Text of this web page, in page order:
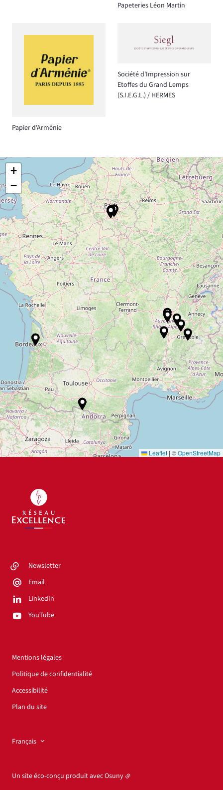
Papeteries Léon Martin
Papier d'Arménie
Société d'Impression sur
Etoffes du Grand Lemps
(S.I.E.G.L.) / HERMES
+
−
Leaflet | ©OpenStreetMap
Newsletter
Email
LinkedIn
YouTube
Mentions légales
Politique de confidentialité
Accessibilité
Plan du site
Français
Un site éco-conçu produit avecOsuny